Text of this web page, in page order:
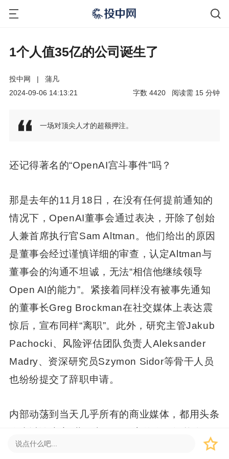
1个人值35亿的公司诞生了
投中网 |
蒲凡
2024-09-06 14:13:21
分钟
15
阅读需
4420
字数
一场对顶尖人才的超额押注。
还记得著名的“OpenAI宫斗事件”吗？
那是去年的11月18日，在没有任何提前通知的
情况下，OpenAI董事会通过表决，开除了创始
人兼首席执行官Sam Altman。他们给出的原因
是董事会经过谨慎详细的审查，认定Altman与
董事会的沟通不坦诚，无法“相信他继续领导
Open AI的能力”。紧接着同样没有被事先通知
的董事长Greg Brockman在社交媒体上表达震
惊后，宣布同样“离职”。此外，研究主管Jakub
Pachocki、风险评估团队负责人Aleksander
Madry、资深研究员Szymon Sidor等骨干人员
也纷纷提交了辞职申请。
内部动荡到当天几乎所有的商业媒体，都用头条
业”，是不是马上就要散伙了。